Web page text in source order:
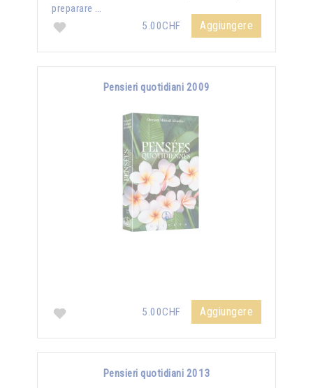
preparare …
5.00CHF
Aggiungere
Pensieri quotidiani 2009
5.00CHF Aggiungere
Pensieri quotidiani 2013